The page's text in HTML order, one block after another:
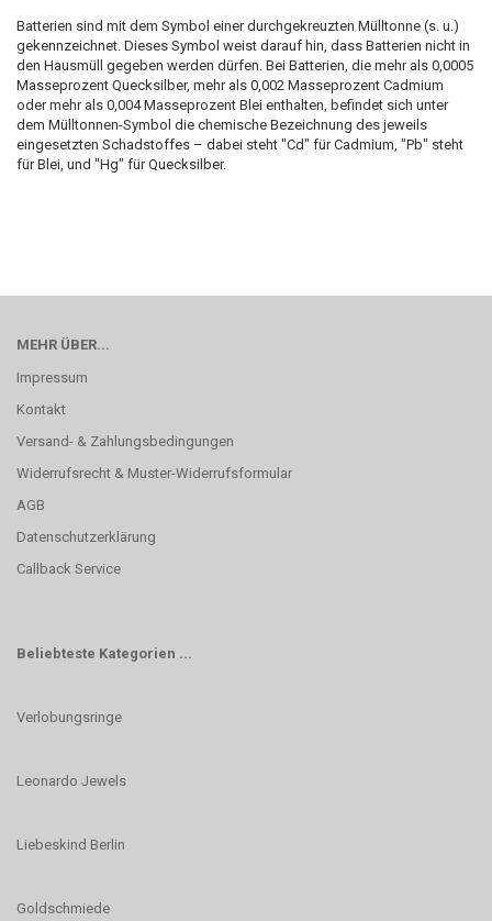
Batterien sind mit dem Symbol einer durchgekreuzten Mülltonne (s. u.)
gekennzeichnet. Dieses Symbol weist darauf hin, dass Batterien nicht in
den Hausmüll gegeben werden dürfen. Bei Batterien, die mehr als 0,0005
Masseprozent Quecksilber, mehr als 0,002 Masseprozent Cadmium
oder mehr als 0,004 Masseprozent Blei enthalten, befindet sich unter
dem Mülltonnen-Symbol die chemische Bezeichnung des jeweils
eingesetzten Schadstoffes – dabei steht "Cd" für Cadmium, "Pb" steht
für Blei, und "Hg" für Quecksilber.
MEHR ÜBER...
Impressum
Kontakt
Versand- & Zahlungsbedingungen
Widerrufsrecht & Muster-Widerrufsformular
AGB
Datenschutzerklärung
Callback Service
Beliebteste Kategorien ...
Verlobungsringe
Leonardo Jewels
Liebeskind Berlin
Goldschmiede